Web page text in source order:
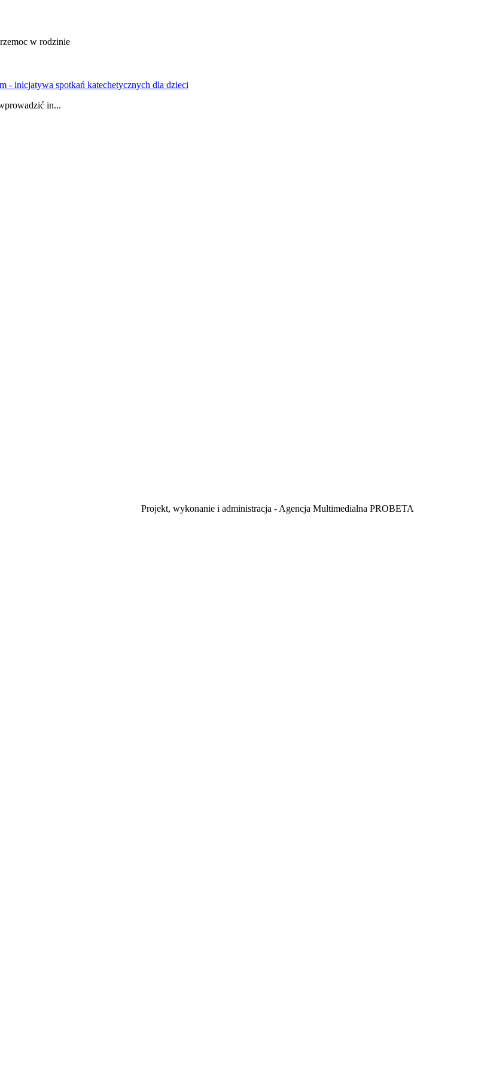
- inicjatywa spotkań katechetycznych dla dzieci
in...
Projekt, wykonanie i administracja - Agencja Multimedialna PROBETA